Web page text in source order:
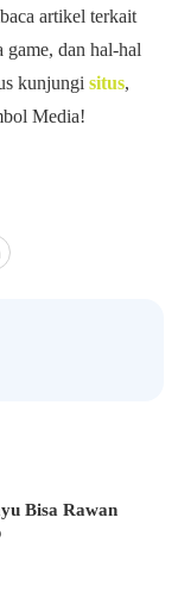
artikel terkait
dan hal-hal
kunjungi situs,
Media!
Bisa Rawan